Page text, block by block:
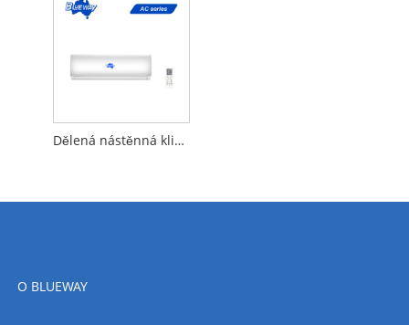
Dělená nástěnná klimatizace
O BLUEWAY